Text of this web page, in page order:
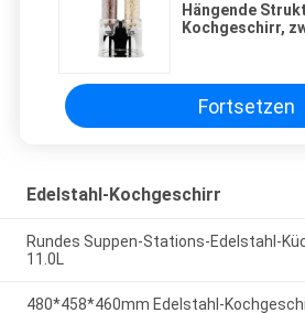
Hängende
Kochgeschirr,
Fortsetzen
Edelstahl-Kochgeschirr
Rundes Suppen-Stations-Edelstahl-
11.0L
480*458*460mm Edelstahl-